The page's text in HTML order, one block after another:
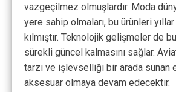
vazgeçilmez olmuşlardır. Moda
yere sahip olmaları, bu ürünleri
kılmıştır. Teknolojik gelişmeler de
sürekli güncel kalmasını sağlar.
tarzı ve işlevselliği bir arada sunan
aksesuar olmaya devam edecektir.